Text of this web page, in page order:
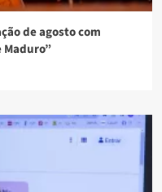
de agosto com